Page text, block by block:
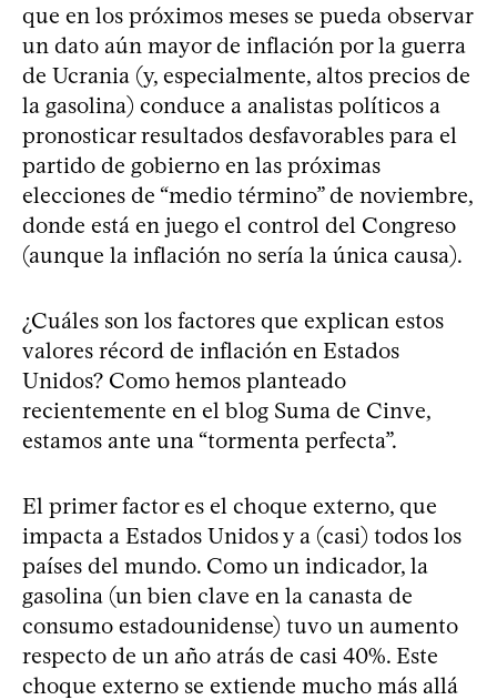
que en los próximos meses se pueda observar
un dato aún mayor de inflación por la guerra
de Ucrania (y, especialmente, altos precios de
la gasolina) conduce a analistas políticos a
pronosticar resultados desfavorables para el
partido de gobierno en las próximas
elecciones de “medio término” de noviembre,
donde está en juego el control del Congreso
(aunque la inflación no sería la única causa).
¿Cuáles son los factores que explican estos
valores récord de inflación en Estados
Unidos? Como hemos planteado
recientemente en el blog Suma de Cinve,
estamos ante una “tormenta perfecta”.
El primer factor es el choque externo, que
impacta a Estados Unidos y a (casi) todos los
países del mundo. Como un indicador, la
gasolina (un bien clave en la canasta de
consumo estadounidense) tuvo un aumento
respecto de un año atrás de casi 40%. Este
choque externo se extiende mucho más allá